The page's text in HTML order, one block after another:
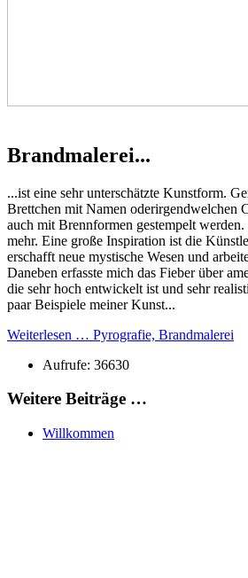
Brandmalerei...
...ist eine sehr unterschätzte Kunstform.
Brettchen mit Namen oderirgendwelchen
auch mit Brennformen gestempelt
mehr. Eine große Inspiration ist die
erschafft neue mystische Wesen und
Daneben erfasste mich das Fieber über
die sehr hoch entwickelt ist und sehr
paar Beispiele meiner Kunst...
Weiterlesen … Pyrografie, Brandmalerei
Aufrufe: 36630
Weitere Beiträge …
Willkommen